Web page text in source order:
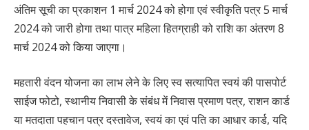
अंतिम सूची का प्रकाशन 1 मार्च 2024 को होगा एवं स्वीकृति पत्र 5 मार्च
2024 को जारी होगा तथा पात्र महिला हितग्राही को राशि का अंतरण 8
मार्च 2024 को किया जाएगा।
महतारी वंदन योजना का लाभ लेने के लिए स्व सत्यापित स्वयं की पासपोर्ट
साईज फोटो, स्थानीय निवासी के संबंध में निवास प्रमाण पत्र, राशन कार्ड
या मतदाता पहचान पत्र दस्तावेज, स्वयं का एवं पति का आधार कार्ड, यदि